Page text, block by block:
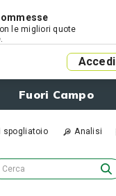
le migliori quote
Accedi
Fuori Campo
spogliatoio Analisi